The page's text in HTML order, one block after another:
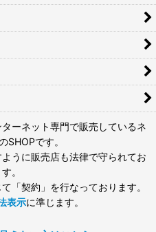
ーネット専門で販売しているネ
SHOPです。
うに販売店も法律で守られてお
。
「契約」を行なっております。
表示に準じます。